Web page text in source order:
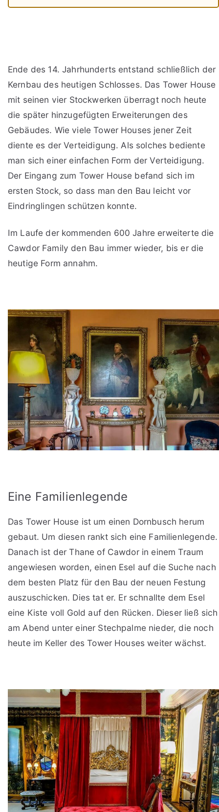
Ende des 14. Jahrhunderts entstand schließlich der
Kernbau des heutigen Schlosses. Das Tower House
mit seinen vier Stockwerken überragt noch heute
die später hinzugefügten Erweiterungen des
Gebäudes. Wie viele Tower Houses jener Zeit
diente es der Verteidigung. Als solches bediente
man sich einer einfachen Form der Verteidigung.
Der Eingang zum Tower House befand sich im
ersten Stock, so dass man den Bau leicht vor
Eindringlingen schützen konnte.
Im Laufe der kommenden 600 Jahre erweiterte die
Cawdor Family den Bau immer wieder, bis er die
heutige Form annahm.
Eine Familienlegende
Das Tower House ist um einen Dornbusch herum
gebaut. Um diesen rankt sich eine Familienlegende.
Danach ist der Thane of Cawdor in einem Traum
angewiesen worden, einen Esel auf die Suche nach
dem besten Platz für den Bau der neuen Festung
auszuschicken. Dies tat er. Er schnallte dem Esel
eine Kiste voll Gold auf den Rücken. Dieser ließ sich
am Abend unter einer Stechpalme nieder, die noch
heute im Keller des Tower Houses weiter wächst.